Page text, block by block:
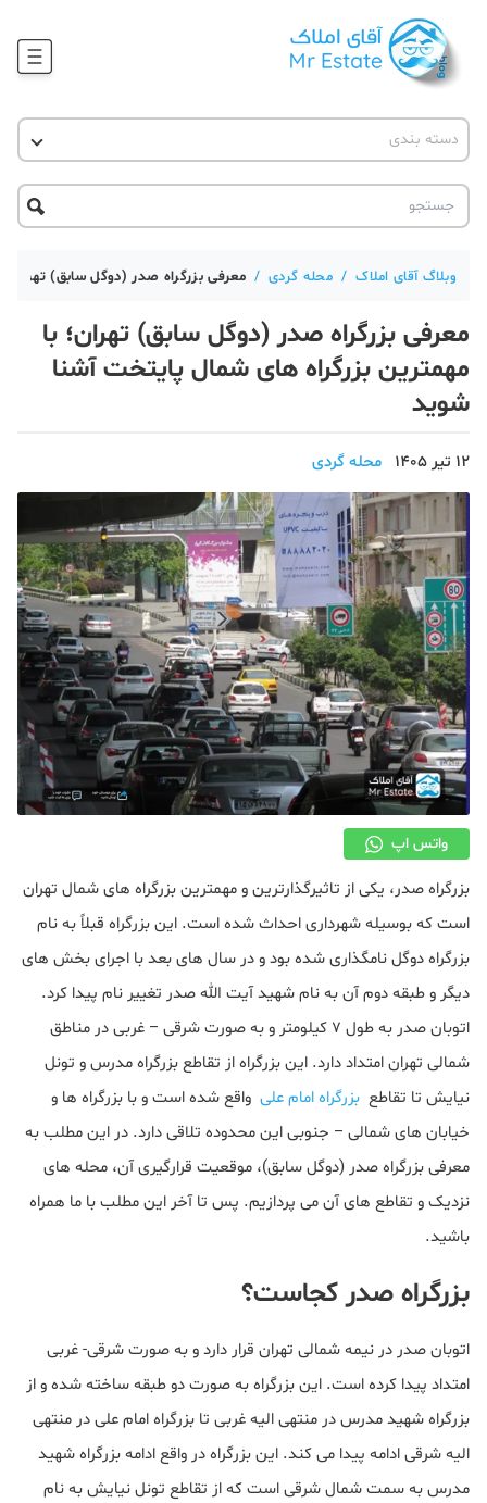
آموزش املاک
حقوقی
آکادمی
دسته بندی
آقای مشاور املاک
آکادمی آقای املاک
آموزش املاک
آموزش پلتفرم آقای املاک
اخبار مسکن
تحلیل مسکن
حقوقی
دانستنی
دکوراسیون
صنعت ساختمان
محله گردی
معماری
ملکی
همایش و نمایشگاه
وبلاگ آقای املاک / محله گردی / معرفی بزرگراه صدر (دوگل سابق) تهران؛
معرفی بزرگراه صدر (دوگل سابق) تهران؛ با
مهمترین بزرگراه های شمال پایتخت آشنا
شوید
12 تیر 1405 محله گردی
واتس اپ
بزرگراه صدر، یکی از تاثیرگذارترین و مهمترین بزرگراه های شمال تهران
است که بوسیله شهرداری احداث شده است. این بزرگراه قبلاً به نام
بزرگراه دوگل نامگذاری شده بود و در سال های بعد با اجرای بخش های
دیگر و طبقه دوم آن به نام شهید آیت الله صدر تغییر نام پیدا کرد.
اتوبان صدر به طول 7 کیلومتر و به صورت شرقی – غربی در مناطق
شمالی تهران امتداد دارد. این بزرگراه از تقاطع بزرگراه مدرس و تونل
نیایش تا تقاطع بزرگراه امام علی واقع شده است و با بزرگراه ها و
خیابان های شمالی – جنوبی این محدوده تلاقی دارد. در این مطلب به
معرفی بزرگراه صدر (دوگل سابق)، موقعیت قرارگیری آن، محله های
نزدیک و تقاطع های آن می پردازیم. پس تا آخر این مطلب با ما همراه
باشید.
بزرگراه صدر کجاست؟
اتوبان صدر در نیمه شمالی تهران قرار دارد و به صورت شرقی- غربی
امتداد پیدا کرده است. این بزرگراه به صورت دو طبقه ساخته شده و از
بزرگراه شهید مدرس در منتهی الیه غربی تا بزرگراه امام علی در منتهی
الیه شرقی ادامه پیدا می کند. این بزرگراه در واقع ادامه بزرگراه شهید
مدرس به سمت شمال شرقی است که از تقاطع تونل نیایش به نام